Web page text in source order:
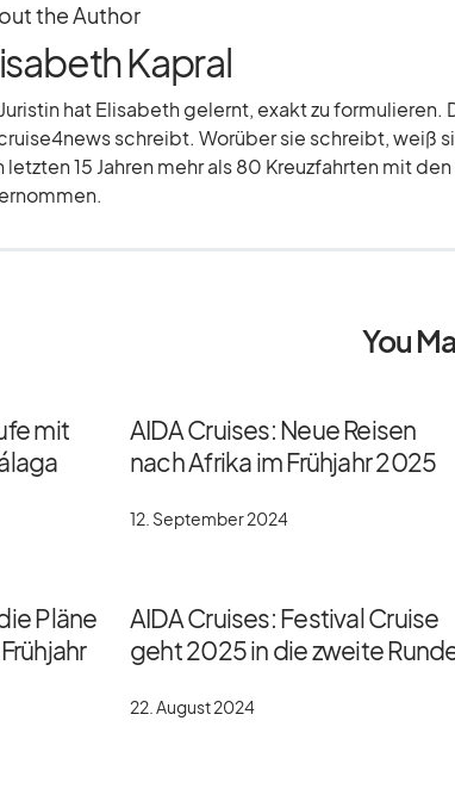
the Author
Kapral
hat Elisabeth gelernt, exakt zu formulieren.
schreibt. Worüber sie schreibt, weiß
letzten 15 Jahren mehr als 80 Kreuzfahrten mit
You
mit
AIDA Cruises: Neue Reisen
nach Afrika im Frühjahr 2025
12. September 2024
Pläne
AIDA Cruises: Festival Cruise
geht 2025 in die zweite
22. August 2024